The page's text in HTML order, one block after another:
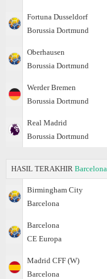
Fortuna Dusseldorf
Borussia Dortmund
Oberhausen
Borussia Dortmund
Werder Bremen
Borussia Dortmund
Real Madrid
Borussia Dortmund
HASIL TERAKHIR Barcelona
Birmingham City
Barcelona
Barcelona
CE Europa
Madrid CFF (W)
Barcelona